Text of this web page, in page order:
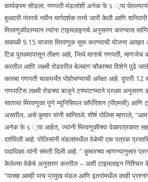
कार्यक्रम सोडला. गणपती मंडलांशी अनेक फे s ्या
बुधवारी नंतरचे नवीन मार्गदर्शक तत्त्वे जारी केली आणि
मिरवणुकीदरम्यान त्यांना टाइमलाइनचे अनुसरण करण्यास
सकाळी 9.15 वाजता मिरवणूक सुरू करण्याची योजना
टिळ पुतळ्यापासून तीक्ष्ण आहे, जिथे मानाचे गणपती, म्हणजेच
करतील आणि लक्ष्मी रोडवरील बेलबाग चौकाच्या दिशेने पुढे
कास्बा गणपती चाकपर्यंत पोहोचण्याची अपेक्षा आहे. दुपारी 12
गणपाटिस लक्ष्मी रोडच्या बाजूने टप्प्याटप्प्याने प्रथम
सातव्या मिरवणुका पुणे म्युनिसिपल कॉर्पोरेशन (पीएमसी)
असतील, असे कुमार यांनी सांगितले. शीर्ष पोलिस म्हणाले,
अनेक फे s ्या आहेत, ज्यांनी मिरवणुकीच्या वेळापत्रकात
दर्शविली आहे. पोलिसांनी मंडलांमधील वेळेची एक पत्रक
पदाधिका-यांनी संमती दिली आहे. ” कुमारच्या म्हणण्यानुसार
केलेल्या वेळेचे अनुसरण करतील – अशी टाइमलाइन निश्चित
“यासह आम्ही पाच प्रमुख मंडल आणि इतरांमधील काही